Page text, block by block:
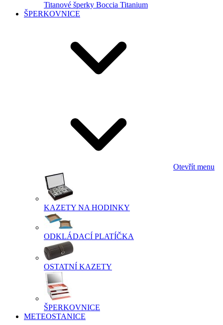
Titanové šperky Boccia Titanium
ŠPERKOVNICE
Otevřít menu
KAZETY NA HODINKY
ODKLÁDACÍ PLATÍČKA
OSTATNÍ KAZETY
ŠPERKOVNICE
METEOSTANICE